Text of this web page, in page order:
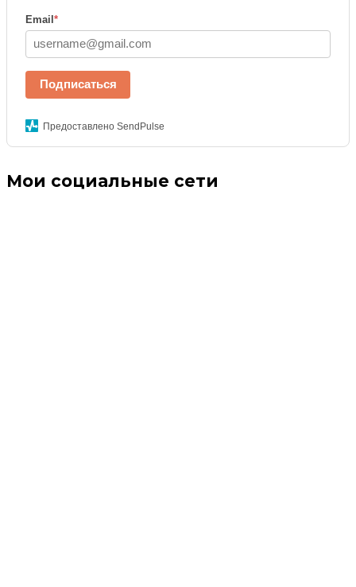
Email*
Подписаться
Предоставлено SendPulse
Мои социальные сети